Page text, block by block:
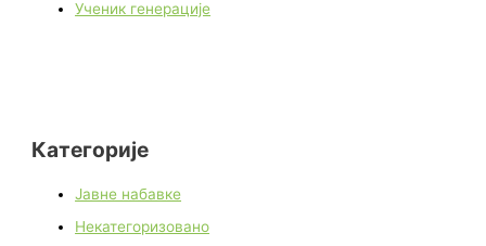
Ученик генерације
Категорије
Јавне набавке
Некатегоризовано